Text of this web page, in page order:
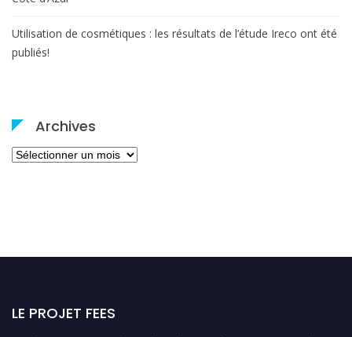
Utilisation de cosmétiques : les résultats de l’étude Ireco ont été
publiés!
Archives
Archives
LE PROJET FEES